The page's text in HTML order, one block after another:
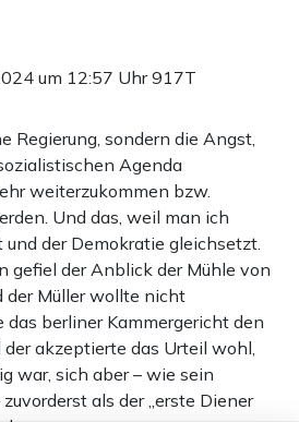
um 12:57 Uhr917T
Regierung, sondern die Angst,
Agenda
weiterzukommen bzw.
Und das, weil man ich
der Demokratie gleichsetzt.
gefiel der Anblick der Mühle von
der Müller wollte nicht
das berliner Kammergericht den
akzeptierte das Urteil wohl,
war, sich aber – wie sein
als der „erste Diener